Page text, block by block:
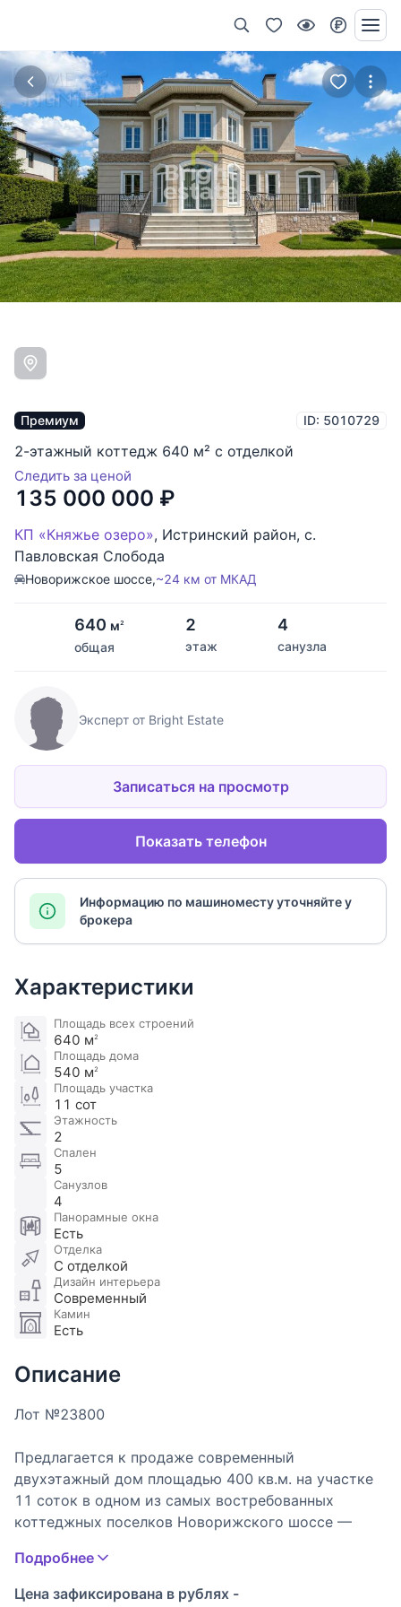
Премиум ID: 5010729
2-этажный коттедж 640 м² с отделкой
Следить за ценой
135 000 000 ₽
КП «Княжье озеро», Истринский район, с.
Павловская Слобода
Новорижское шоссе,~24 км от МКАД
640 м2
общая
2
этаж
4
санузла
Эксперт от Bright Estate
Записаться на просмотр
Показать телефон
Информацию по машиноместу уточняйте у
брокера
Характеристики
Площадь всех строений
640 м2
Площадь дома
540 м2
Площадь участка
11 сот
Этажность
2
Спален
5
Санузлов
4
Панорамные окна
Есть
Отделка
С отделкой
Дизайн интерьера
Современный
Камин
Есть
Описание
Лот №23800
Предлагается к продаже современный
двухэтажный дом площадью 400 кв.м. на участке
11 соток в одном из самых востребованных
коттеджных поселков Новорижского шоссе —
Планировка дома продумана для комфортного
Подробнее
Цена зафиксирована в рублях -